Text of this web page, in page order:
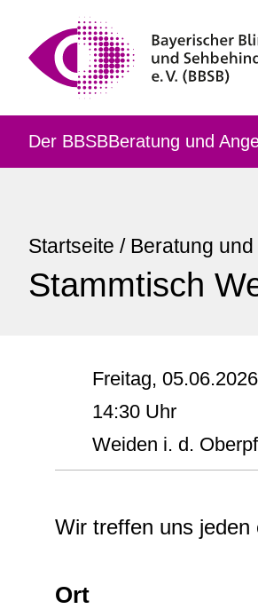
Der BBSBBeratung und
Startseite / Beratung
Stammtisch
Freitag, 05.06.2026
14:30 Uhr
Weiden i. d.
Wir treffen uns jeden
Ort